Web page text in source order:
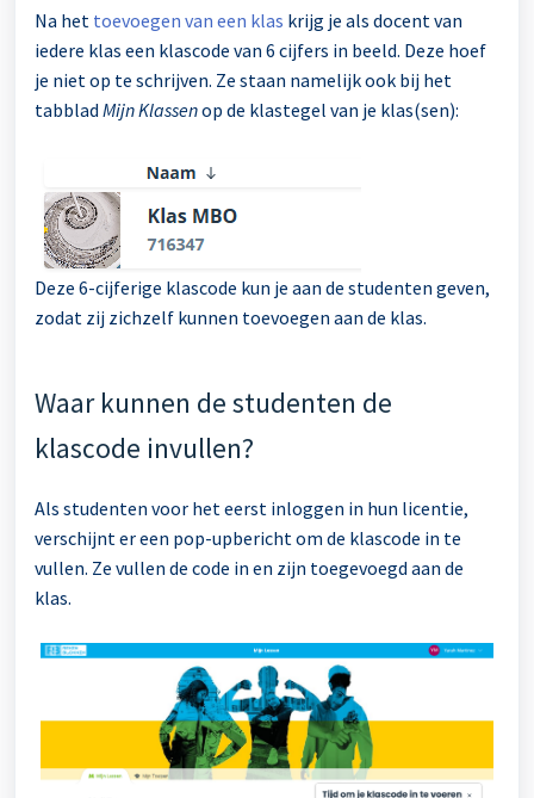
Na het toevoegen van een klas krijg je als docent van
iedere klas een klascode van 6 cijfers in beeld. Deze hoef
je niet op te schrijven. Ze staan namelijk ook bij het
tabblad Mijn Klassenop de klastegel van je klas(sen):
Deze 6-cijferige klascode kun je aan de studenten geven,
zodat zij zichzelf kunnen toevoegen aan de klas.
Waar kunnen de studenten de
klascode invullen?
Als studenten voor het eerst inloggen in hun licentie,
verschijnt er een pop-upbericht om de klascode in te
vullen. Ze vullen de code in en zijn toegevoegd aan de
klas.